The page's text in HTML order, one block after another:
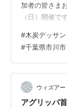
加者の皆さま
（日）開催で
トの石膏デッ
る方が増えて
かはもちろん
ら講師がアド
ことだらけで
#木炭デッサン
#千葉県市川市
ウィズア
アグリッパ